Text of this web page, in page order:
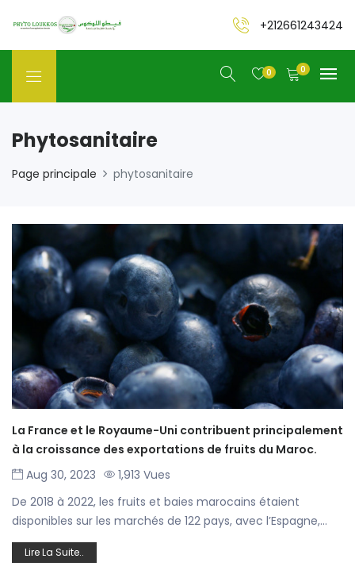
+212661243424
0 0
Phytosanitaire
Page principale phytosanitaire
La France et le Royaume-Uni contribuent principalement
à la croissance des exportations de fruits du Maroc.
Aug 30, 2023
1,913 Vues
De 2018 à 2022, les fruits et baies marocains étaient
disponibles sur les marchés de 122 pays, avec l’Espagne,...
Lire La Suite..